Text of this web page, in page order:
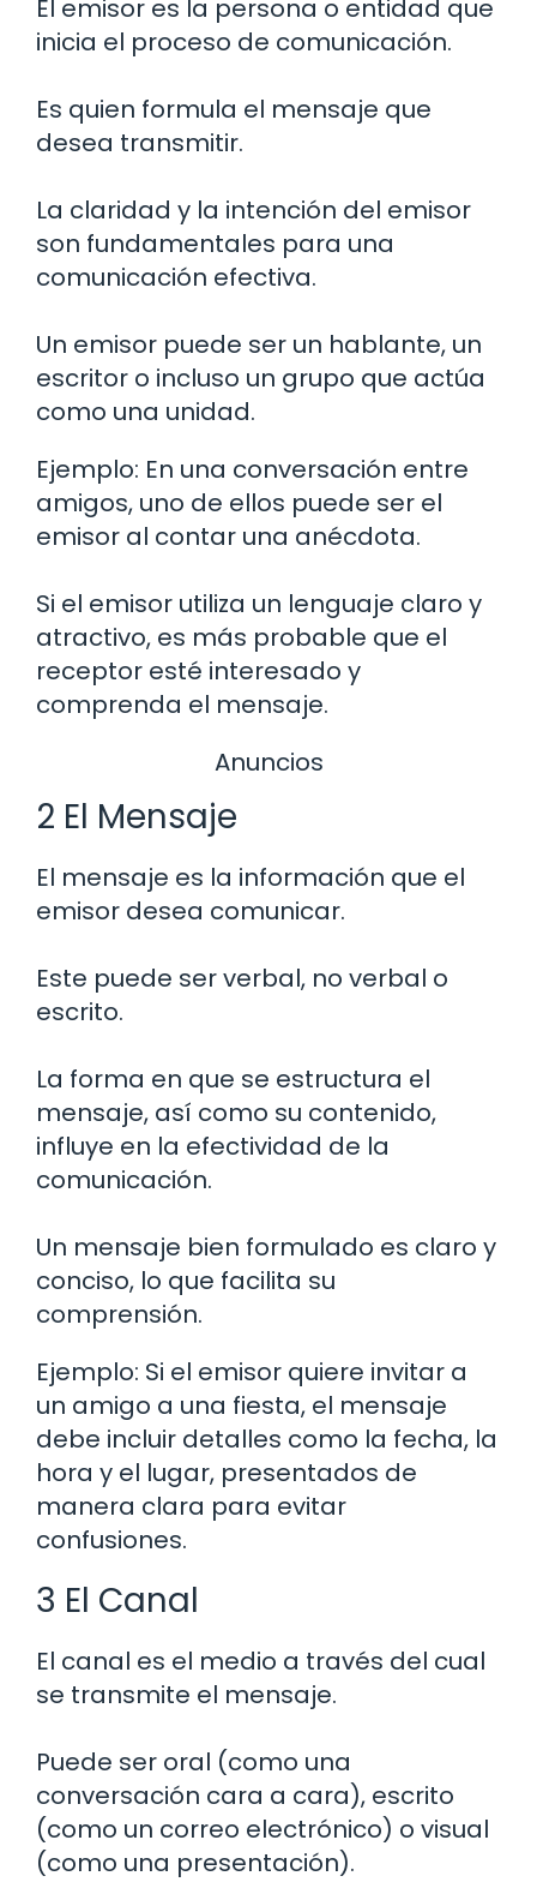
El emisor es la persona o entidad que
inicia el proceso de comunicación.
Es quien formula el mensaje que
desea transmitir.
La claridad y la intención del emisor
son fundamentales para una
comunicación efectiva.
Un emisor puede ser un hablante, un
escritor o incluso un grupo que actúa
como una unidad.
Ejemplo: En una conversación entre
amigos, uno de ellos puede ser el
emisor al contar una anécdota.
Si el emisor utiliza un lenguaje claro y
atractivo, es más probable que el
receptor esté interesado y
comprenda el mensaje.
Anuncios
2 El Mensaje
El mensaje es la información que el
emisor desea comunicar.
Este puede ser verbal, no verbal o
escrito.
La forma en que se estructura el
mensaje, así como su contenido,
influye en la efectividad de la
comunicación.
Un mensaje bien formulado es claro y
conciso, lo que facilita su
comprensión.
Ejemplo: Si el emisor quiere invitar a
un amigo a una fiesta, el mensaje
debe incluir detalles como la fecha, la
hora y el lugar, presentados de
manera clara para evitar
confusiones.
3 El Canal
El canal es el medio a través del cual
se transmite el mensaje.
Puede ser oral (como una
conversación cara a cara), escrito
(como un correo electrónico) o visual
(como una presentación).